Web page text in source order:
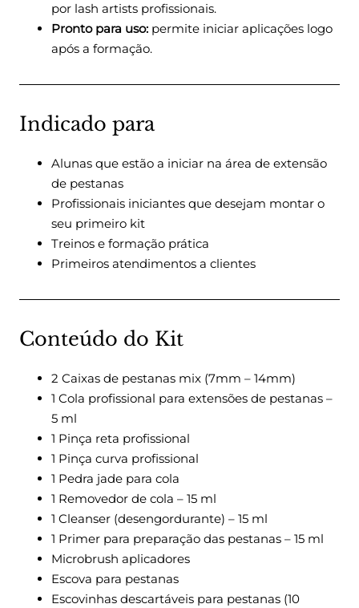
por lash artists profissionais.
Pronto para uso: permite iniciar aplicações logo
após a formação.
Indicado para
Alunas que estão a iniciar na área de extensão
de pestanas
Profissionais iniciantes que desejam montar o
seu primeiro kit
Treinos e formação prática
Primeiros atendimentos a clientes
Conteúdo do Kit
2 Caixas de pestanas mix (7mm – 14mm)
1 Cola profissional para extensões de pestanas –
5 ml
1 Pinça reta profissional
1 Pinça curva profissional
1 Pedra jade para cola
1 Removedor de cola – 15 ml
1 Cleanser (desengordurante) – 15 ml
1 Primer para preparação das pestanas – 15 ml
Microbrush aplicadores
Escova para pestanas
Escovinhas descartáveis para pestanas (10